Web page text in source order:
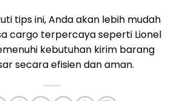
tips ini, Anda akan lebih mudah
cargo terpercaya seperti Lionel
kebutuhan kirim barang
secara efisien dan aman.